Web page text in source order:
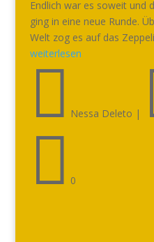
Endlich war es soweit und
ging in eine neue Runde.
Welt zog es auf das
weiterlesen
 Nessa Deleto |
 0